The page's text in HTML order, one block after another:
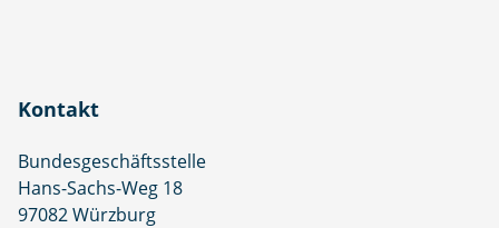
Kontakt
Bundesgeschäftsstelle
Hans-Sachs-Weg 18
97082 Würzburg